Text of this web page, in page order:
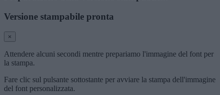
Versione stampabile pronta
×
Attendere alcuni secondi mentre prepariamo l'immagine del font per
la stampa.
Fare clic sul pulsante sottostante per avviare la stampa dell'immagine
del font personalizzata.